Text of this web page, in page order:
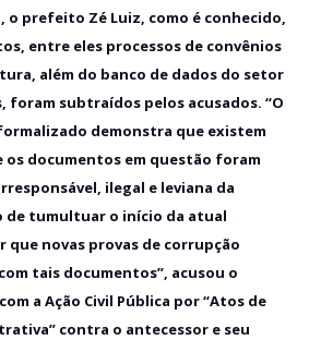
o prefeito Zé Luiz, como é conhecido,
entre eles processos de convênios
além do banco de dados do setor
foram subtraídos pelos acusados. “O
demonstra que existem
documentos em questão foram
ilegal e leviana da
tumultuar o início da atual
que novas provas de corrupção
tais documentos”, acusou o
a Ação Civil Pública por “Atos de
contra o antecessor e seu